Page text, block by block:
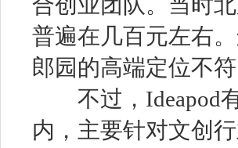
普遍在几百元左右
郎园的高端定位不符
不过，Ideapod
内，主要针对文创